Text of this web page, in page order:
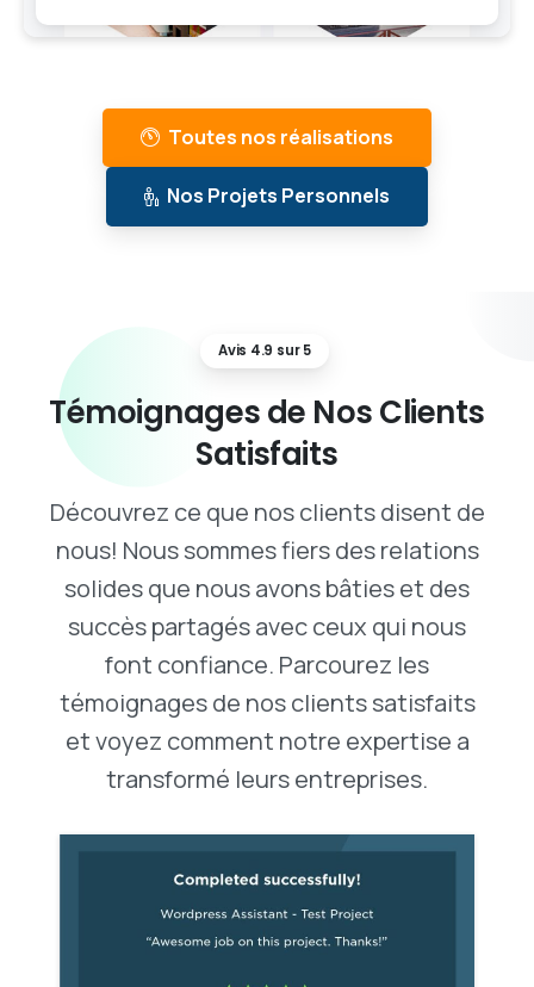
Toutes nos réalisations
Nos Projets Personnels
Avis 4.9 sur 5
Témoignagesde NosClients
Satisfaits
Découvrez ce que nos clients disent de
nous! Nous sommes fiers des relations
solides que nous avons bâties et des
succès partagés avec ceux qui nous
font confiance. Parcourez les
témoignages de nos clients satisfaits
et voyez comment notre expertise a
transformé leurs entreprises.